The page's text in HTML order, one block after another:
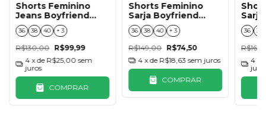
Shorts Feminino
Jeans Boyfriend
com Aplicação -
Super stone
36 38 40 + 3
R$130,00
R$99,99
4 x de R$25,00 sem
juros
COMPRAR
Shorts Feminino
Sarja Boyfriend
Verde
36 38 40 + 3
R$149,00 R$74,50
4 x de R$18,63 sem juros
COMPRAR
Areia
36 38
4